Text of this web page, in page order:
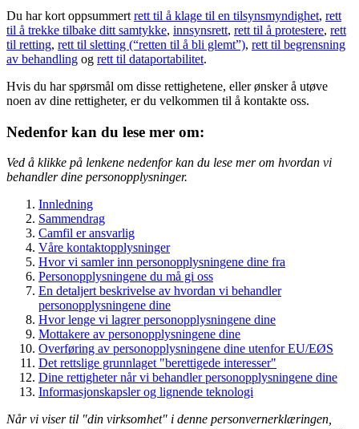
Du har kort oppsummert rett til å klage til en tilsynsmyndighet, rett
til å trekke tilbake ditt samtykke, innsynsrett, rett til å protestere, rett
til retting, rett til sletting (“retten til å bli glemt”), rett til begrensning
av behandling og rett til dataportabilitet.
Hvis du har spørsmål om disse rettighetene, eller ønsker å utøve
noen av dine rettigheter, er du velkommen til å kontakte oss.
Nedenfor kan du lese mer om:
Ved å klikke på lenkene nedenfor kan du lese mer om hvordan vi
behandler dine personopplysninger.
Innledning
Sammendrag
Camfil er ansvarlig
Våre kontaktopplysninger
Hvor vi samler inn personopplysningene dine fra
Personopplysningene du må gi oss
En detaljert beskrivelse av hvordan vi behandler
personopplysningene dine
Hvor lenge vi lagrer personopplysningene dine
Mottakere av personopplysningene dine
Overføring av personopplysningene dine utenfor EU/EØS
Det rettslige grunnlaget "berettigede interesser"
Dine rettigheter når vi behandler personopplysningene dine
Informasjonskapsler og lignende teknologi
Når vi viser til "din virksomhet" i denne personvernerklæringen,